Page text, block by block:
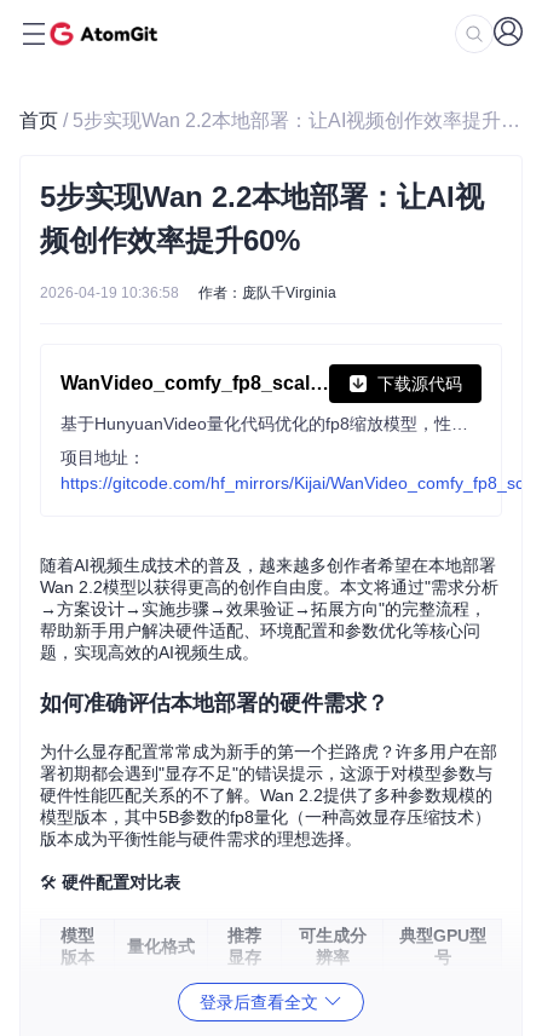
首页 / 5步实现Wan 2.2本地部署：让AI视频创作效率提升60%
5步实现Wan 2.2本地部署：让AI视
频创作效率提升60%
2026-04-19 10:36:58 作者：庞队千Virginia
WanVideo_comfy_fp8_scaled 下载源代码
项目地址：
https://gitcode.com/hf_mirrors/Kijai/
随着AI视频生成技术的普及，越来越多创作者希望在本地部署
Wan 2.2模型以获得更高的创作自由度。本文将通过"需求分析
→方案设计→实施步骤→效果验证→拓展方向"的完整流程，
帮助新手用户解决硬件适配、环境配置和参数优化等核心问
题，实现高效的AI视频生成。
如何准确评估本地部署的硬件需求？
为什么显存配置常常成为新手的第一个拦路虎？许多用户在部
署初期都会遇到"显存不足"的错误提示，这源于对模型参数与
硬件性能匹配关系的不了解。Wan 2.2提供了多种参数规模的
模型版本，其中5B参数的fp8量化（一种高效显存压缩技术）
版本成为平衡性能与硬件需求的理想选择。
🛠️ 硬件配置对比表
模型
版本
量化格式
推荐
显存
可生成分
辨率
典型GPU型
号
fp8_e4m
8GB
480p-720
p
登录后查看全文